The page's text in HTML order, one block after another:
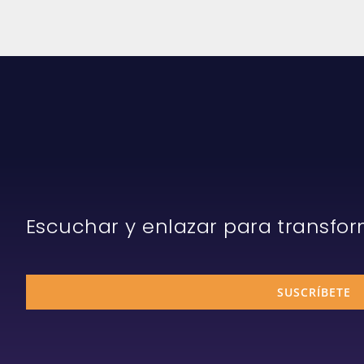
Escuchar y enlazar para
SUSCRÍBETE